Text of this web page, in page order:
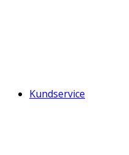
Kundservice